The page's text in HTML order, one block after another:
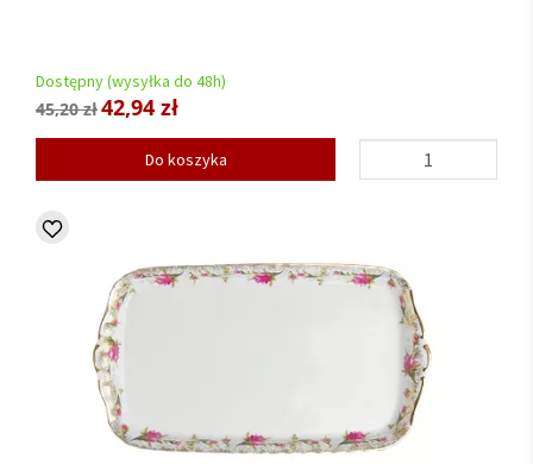
Dostępny (wysyłka do 48h)
45,20 zł42,94 zł
Do koszyka